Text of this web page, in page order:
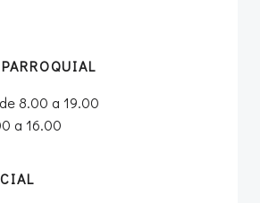
8.00 a 19.00
a 16.00